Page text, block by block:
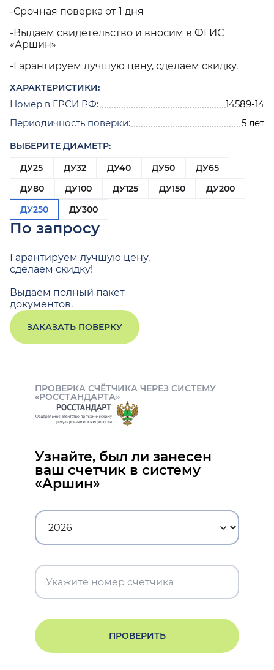
-Срочная поверка от 1 дня
-Выдаем свидетельство и вносим в ФГИС
«Аршин»
-Гарантируем лучшую цену, сделаем скидку.
ХАРАКТЕРИСТИКИ:
Номер в ГРСИ РФ:
14589-14
Периодичность поверки:
5 лет
ВЫБЕРИТЕ ДИАМЕТР:
ДУ25
ДУ32 ДУ40 ДУ50
ДУ65
ДУ80
ДУ100 ДУ125 ДУ150
ДУ200
ДУ250
ДУ300
По запросу
Гарантируем лучшую цену,
сделаем скидку!
Выдаем полный пакет
документов.
ЗАКАЗАТЬ ПОВЕРКУ
ПРОВЕРКА СЧЁТЧИКА ЧЕРЕЗ СИСТЕМУ
«РОССТАНДАРТА»
Узнайте, был ли занесен
ваш счетчик в систему
«Аршин»
ПРОВЕРИТЬ